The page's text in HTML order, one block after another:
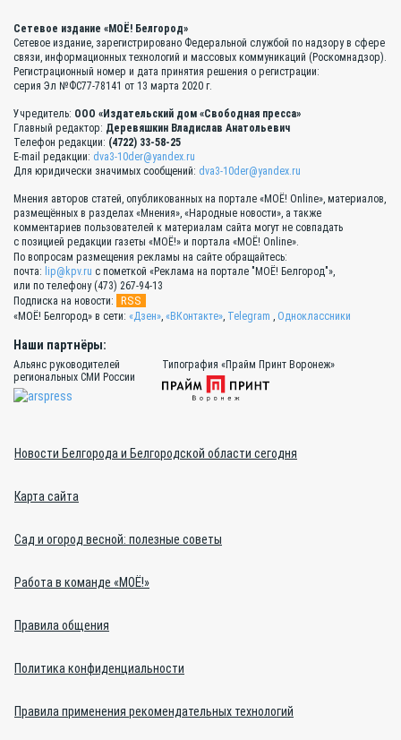
Сетевое издание «МОЁ! Белгород»
Сетевое издание, зарегистрировано Федеральной службой по надзору в сфере
связи, информационных технологий и массовых коммуникаций (Роскомнадзор).
Регистрационный номер и дата принятия решения о регистрации:
серия Эл №ФС77-78141 от 13 марта 2020 г.
Учредитель: ООО «Издательский дом «Свободная пресса»
Главный редактор: Деревяшкин Владислав Анатольевич
Телефон редакции: (4722) 33-58-25
E-mail редакции: dva3-10der@yandex.ru
Для юридически значимых сообщений: dva3-10der@yandex.ru
Мнения авторов статей, опубликованных на портале «МОЁ! Online», материалов,
размещённых в разделах «Мнения», «Народные новости», а также
комментариев пользователей к материалам сайта могут не совпадать
с позицией редакции газеты «МОЁ!» и портала «МОЁ! Online».
По вопросам размещения рекламы на сайте обращайтесь:
почта: lip@kpv.ru с пометкой «Реклама на портале "МОЁ! Белгород"»,
или по телефону (473) 267-94-13
Подписка на новости:
RSS
«МОЁ! Белгород» в сети: «Дзен», «ВКонтакте», Telegram , Одноклассники
Наши партнёры:
Альянс руководителей
региональных СМИ России
Типография «Прайм Принт Воронеж»
Новости Белгорода и Белгородской области сегодня
Карта сайта
Сад и огород весной: полезные советы
Работа в команде «МОЁ!»
Правила общения
Политика конфиденциальности
Правила применения рекомендательных технологий